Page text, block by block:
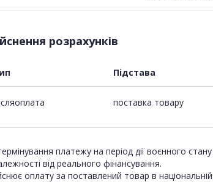
розрахунків
Підстава
поставка товару
платежу на період дії воєнного
від реального фінансування.
оплату за поставлений товар в